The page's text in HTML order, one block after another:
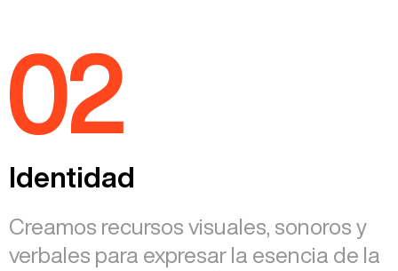
02
Identidad
Creamos recursos visuales, sonoros y
verbales para expresar la esencia de la